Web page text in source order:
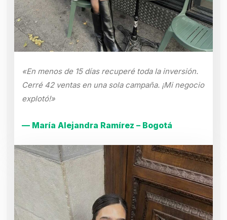
«En menos de 15 días recuperé toda la inversión.
Cerré 42 ventas en una sola campaña. ¡Mi negocio
explotó!»
— María Alejandra Ramírez – Bogotá